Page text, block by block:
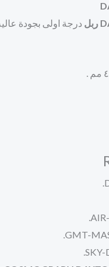
درجة اولى بجودة
GMT-